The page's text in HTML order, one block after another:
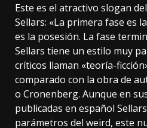
Este es el atractivo slogan
Sellars: «La primera fase es
es la posesión. La fase
Sellars tiene un estilo muy
críticos llaman «teoría-
comparado con la obra de
o Cronenberg. Aunque en
publicadas en español
parámetros del weird, este